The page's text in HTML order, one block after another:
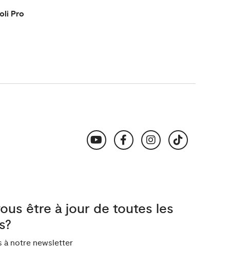
Pro
être à jour de toutes les
à notre newsletter